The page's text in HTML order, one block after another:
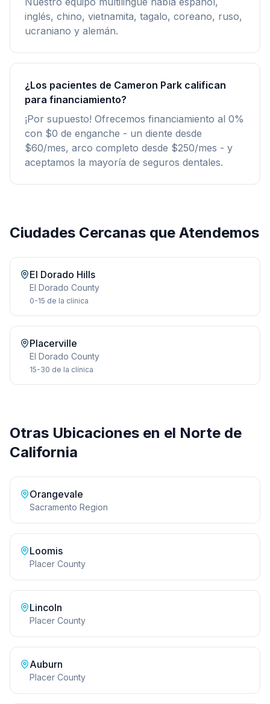
inglés, chino, vietnamita, tagalo, coreano, ruso,
ucraniano y alemán.
¿Los pacientes de Cameron Park califican
para financiamiento?
¡Por supuesto! Ofrecemos financiamiento al 0%
con $0 de enganche - un diente desde
$60/mes, arco completo desde $250/mes - y
aceptamos la mayoría de seguros dentales.
Ciudades Cercanas que Atendemos
El Dorado Hills
El Dorado County
0-15 de la clínica
Placerville
El Dorado County
15-30 de la clínica
Otras Ubicaciones en el Norte de
California
Orangevale
Sacramento Region
Loomis
Placer County
Lincoln
Placer County
Auburn
Placer County